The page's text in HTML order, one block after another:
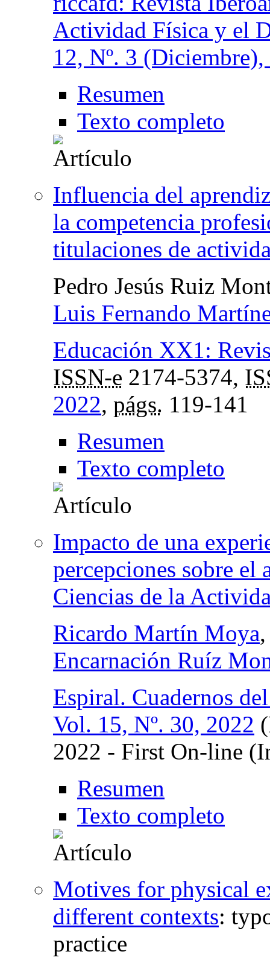
Actividad Física y el
12, Nº. 3
Resumen
Texto completo
Influencia del
la competencia
titulaciones de
Pedro Jesús Ruiz
Luis Fernando
Educación XX1:
ISSN-e 2174-5374,
2022, págs. 119-141
Resumen
Texto completo
Impacto de una
percepciones sobre el
Ciencias de la
Ricardo Martín Moya,
Encarnación Ruíz
Espiral. Cuadernos
Vol. 15, Nº. 30, 2022
2022 - First On-line
Resumen
Texto completo
Motives for physical
different contexts:
practice